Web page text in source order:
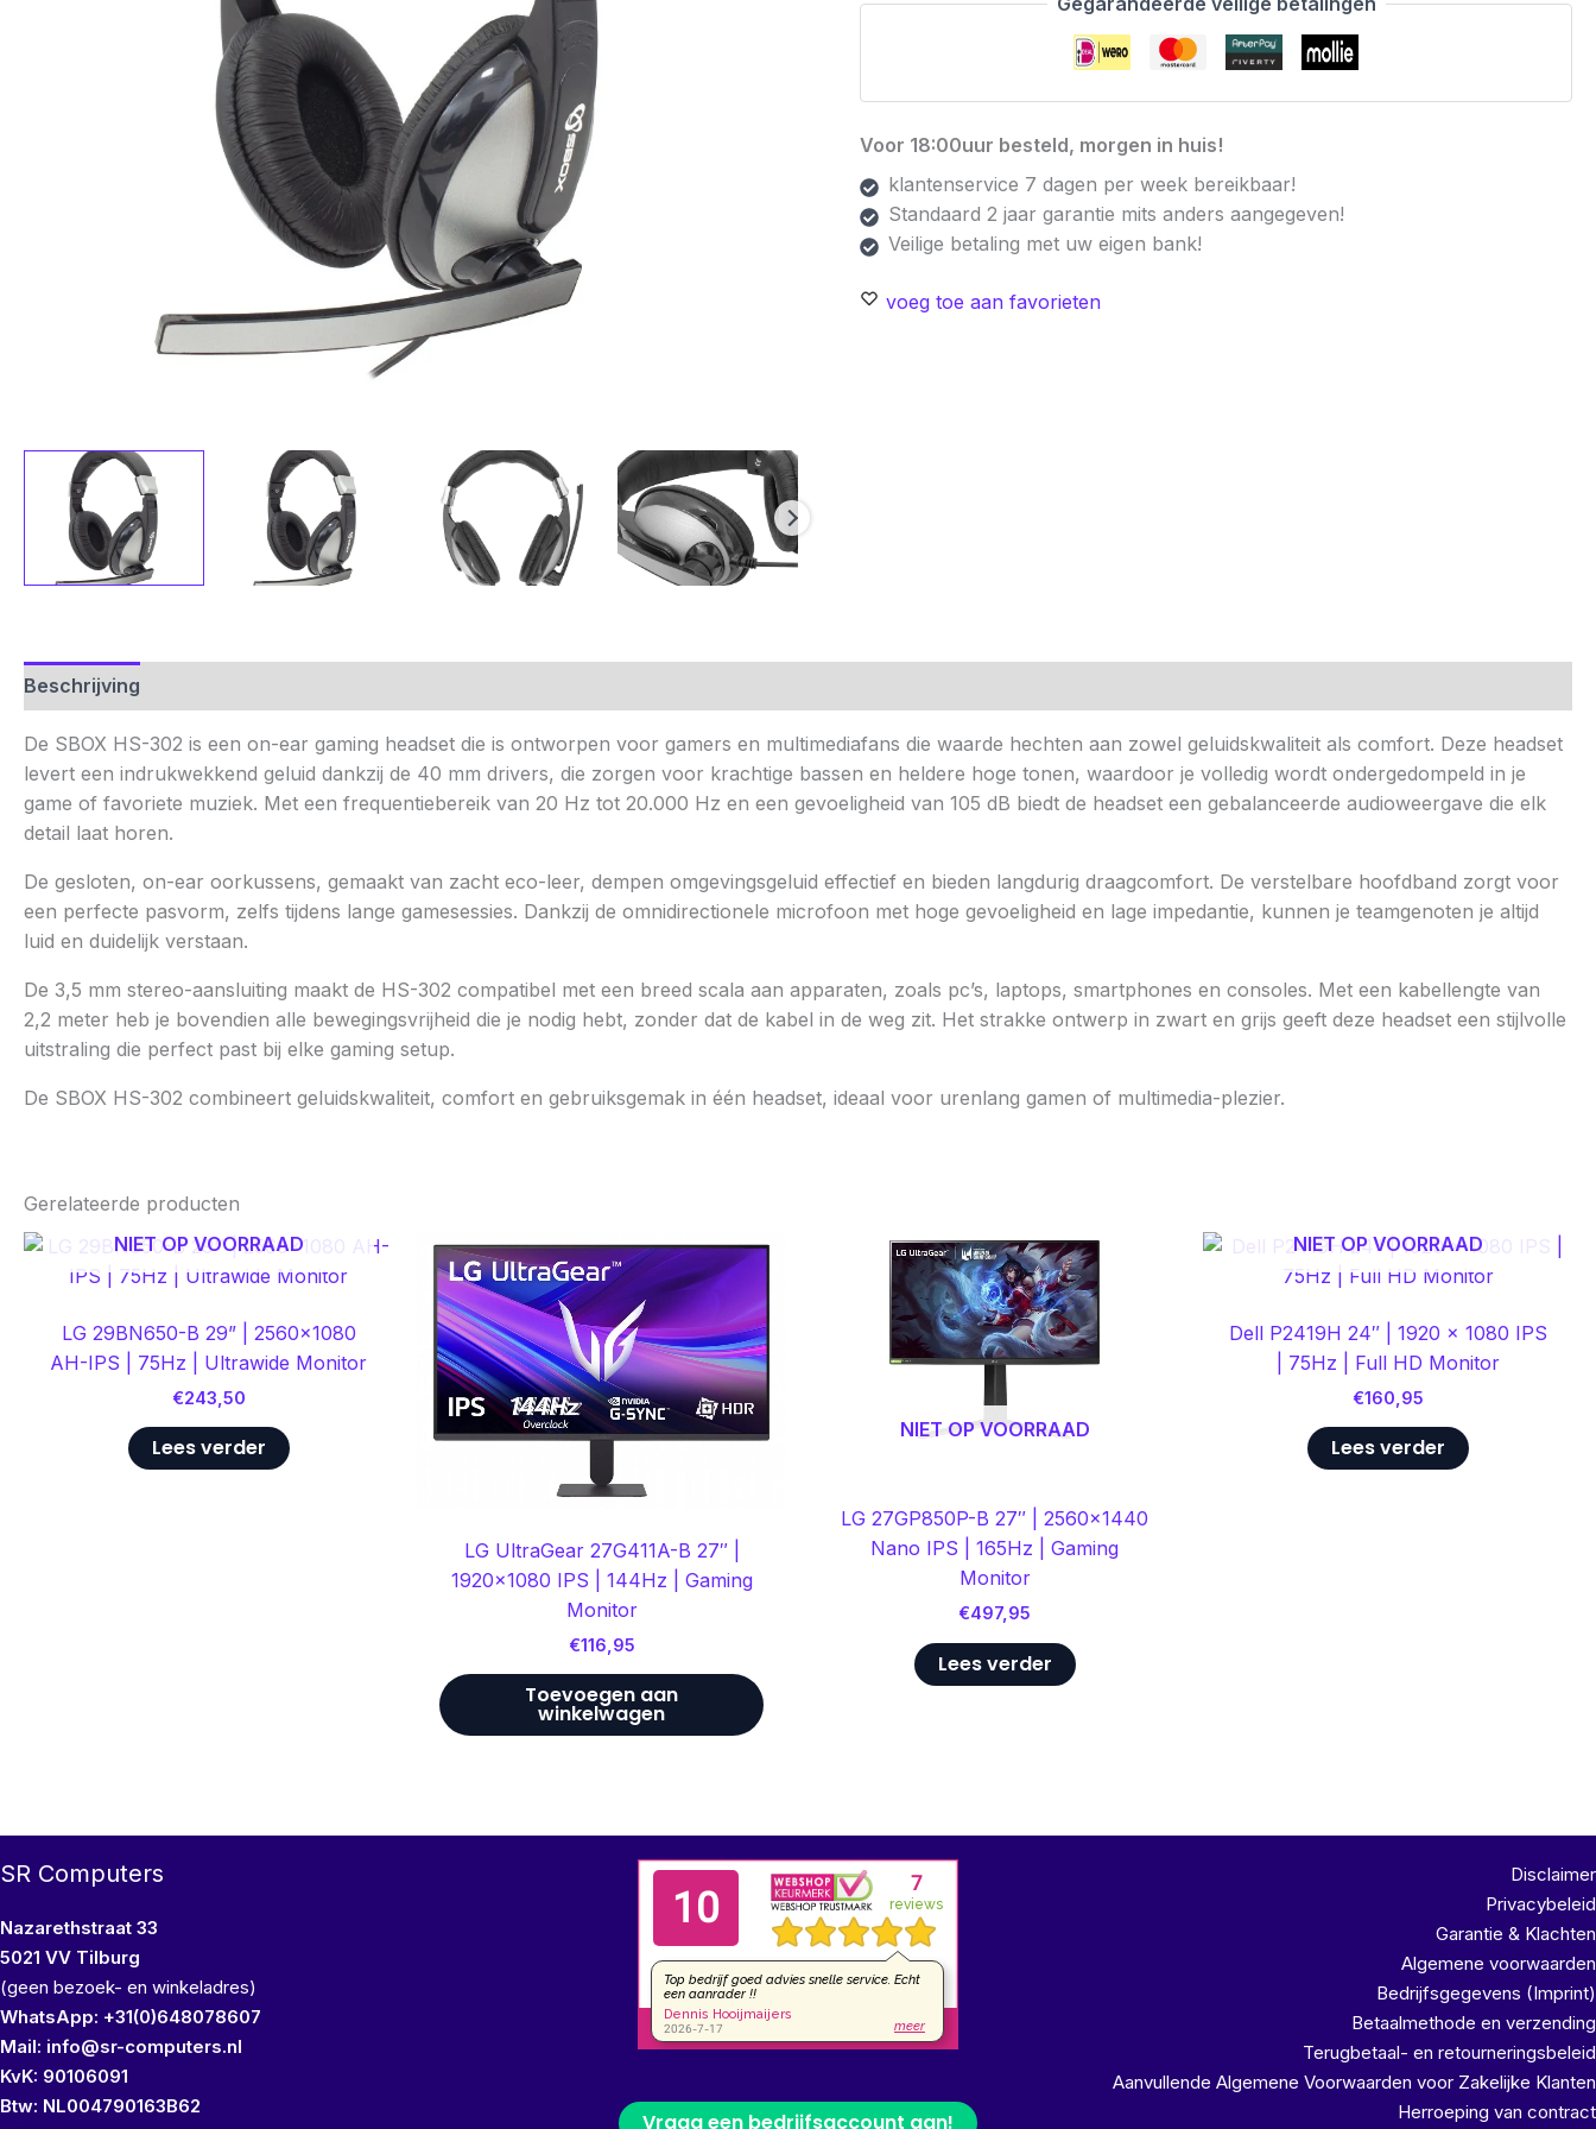
Ear
3,5mm
|
Zwart/Grijs
aantal
Voor 18:00uur besteld, morgen in huis!
klantenservice 7 dagen per week bereikbaar!
Standaard 2 jaar garantie mits anders aangegeven!
Veilige betaling met uw eigen bank!
voeg toe aan favorieten
Beschrijving
De SBOX HS-302 is een on-ear gaming headset die is ontworpen voor gamers en multimediafans die waarde hechten aan zowel geluidskwaliteit als comfort. Deze headset
levert een indrukwekkend geluid dankzij de 40 mm drivers, die zorgen voor krachtige bassen en heldere hoge tonen, waardoor je volledig wordt ondergedompeld in je
game of favoriete muziek. Met een frequentiebereik van 20 Hz tot 20.000 Hz en een gevoeligheid van 105 dB biedt de headset een gebalanceerde audioweergave die elk
detail laat horen.
De gesloten, on-ear oorkussens, gemaakt van zacht eco-leer, dempen omgevingsgeluid effectief en bieden langdurig draagcomfort. De verstelbare hoofdband zorgt voor
een perfecte pasvorm, zelfs tijdens lange gamesessies. Dankzij de omnidirectionele microfoon met hoge gevoeligheid en lage impedantie, kunnen je teamgenoten je altijd
luid en duidelijk verstaan.
De 3,5 mm stereo-aansluiting maakt de HS-302 compatibel met een breed scala aan apparaten, zoals pc’s, laptops, smartphones en consoles. Met een kabellengte van
2,2 meter heb je bovendien alle bewegingsvrijheid die je nodig hebt, zonder dat de kabel in de weg zit. Het strakke ontwerp in zwart en grijs geeft deze headset een stijlvolle
uitstraling die perfect past bij elke gaming setup.
De SBOX HS-302 combineert geluidskwaliteit, comfort en gebruiksgemak in één headset, ideaal voor urenlang gamen of multimedia-plezier.
Gerelateerde producten
NIET OP VOORRAAD
LG 29BN650-B 29” | 2560×1080
AH-IPS | 75Hz | Ultrawide Monitor
€243,50
Lees verder
LG UltraGear 27G411A-B 27″ |
1920×1080 IPS | 144Hz | Gaming
Monitor
€116,95
Toevoegen aan
winkelwagen
NIET OP VOORRAAD
LG 27GP850P-B 27″ | 2560×1440
Nano IPS | 165Hz | Gaming
Monitor
€497,95
Lees verder
NIET OP VOORRAAD
Dell P2419H 24″ | 1920 x 1080 IPS
| 75Hz | Full HD Monitor
€160,95
Lees verder
SR Computers
Nazarethstraat 33
5021 VV Tilburg
(geen bezoek- en winkeladres)
WhatsApp: +31(0)648078607
Mail: info@sr-computers.nl
KvK: 90106091
Btw: NL004790163B62
Vraag een bedrijfsaccount aan!
Disclaimer
Privacybeleid
Garantie & Klachten
Algemene voorwaarden
Bedrijfsgegevens (Imprint)
Betaalmethode en verzending
Terugbetaal- en retourneringsbeleid
Aanvullende Algemene Voorwaarden voor Zakelijke Klanten
Herroeping van contract